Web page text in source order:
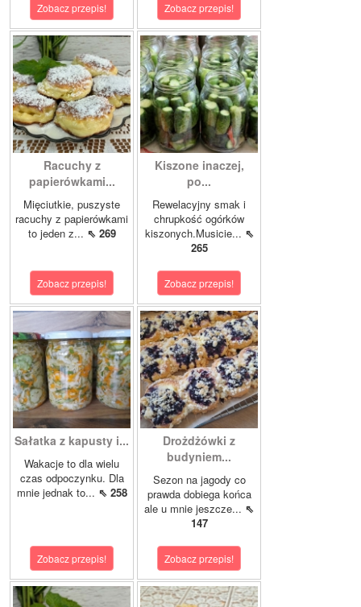
Zobacz przepis! Zobacz przepis!
Racuchy z
papierówkami...
Mięciutkie, puszyste
racuchy z papierówkami
to jeden z... ⇖ 269
Zobacz przepis!
Kiszone inaczej,
po...
Rewelacyjny smak i
chrupkość ogórków
kiszonych.Musicie... ⇖
265
Zobacz przepis!
Sałatka z kapusty i...
Wakacje to dla wielu
czas odpoczynku. Dla
mnie jednak to... ⇖ 258
Zobacz przepis!
Drożdżówki z
budyniem...
Sezon na jagody co
prawda dobiega końca
ale u mnie jeszcze... ⇖
147
Zobacz przepis!